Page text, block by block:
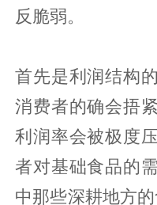
反脆弱。
首先是利润结构
消费者的确会捂
利润率会被极度
者对基础食品的
中那些深耕地方